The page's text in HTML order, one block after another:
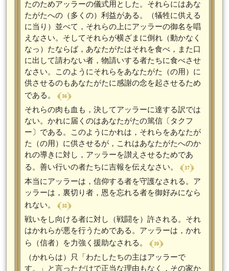
たのためアッラーの儀式用とした。それらにはあな
たがたへの（多くの）利益がある。（犠牲に供える
に当り）並べて，それらの上にアッラーの御名を唱
えなさい。そしてそれらが横ざまに倒れ（動かなく
なっ）たならば，あなたがたはそれを食べ，また口
に出して請わない者，物請いする者たちに食べさせ
なさい。このようにそれらをあなたがた（の用）に
供させるのもあなたがたに感謝の念を起させるため
である。 ﴾ 36 ﴿
それらの肉も血も，決してアッラーに達する訳では
ない。かれに届くのはあなたがたの篤信〔タクフ
ー〕である。このようにかれは，それらをあなたが
た（の用）に供させるが，これはあなたがたへのか
れの導きに対し，アッラーを讃えさせるためであ
る。善い行いの者たちに吉報を伝えなさい。 ﴾ 37 ﴿
本当にアッラーは，信仰する者を守護なされる。ア
ッラーは，裏切り者，恩を忘れる者を御好みになら
れない。 ﴾ 38 ﴿
戦いをし向ける者に対し（戦闘を）許される。それ
はかれらが悪を行うためである。アッラーは，かれ
ら（信者）を力強く援助なされる。 ﴾ 39 ﴿
（かれらは）只「わたしたちの主はアッラーで
す。」と言っただけで正当な理由もなく，その家か